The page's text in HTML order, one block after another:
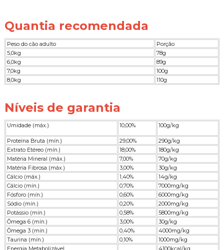
Quantia recomendada
Peso do cão adulto
Porção
5,0kg
78g
6,0kg
89g
7,0kg
100g
8,0kg
110g
Níveis de garantia
Umidade (máx.) 10,00% 100g/kg
Proteína Bruta (mín.) 29,00%
290g/kg
Extrato Etéreo (mín.)
18,00%
180g/kg
Matéria Mineral (máx.)
7,00%
70g/kg
Matéria Fibrosa (máx.)
3,00%
30g/kg
Cálcio (máx.)
1,40%
14g/kg
Cálcio (mín.)
0,70%
7000mg/kg
Fósforo (mín.)
0,60%
6000mg/kg
Sódio (mín.)
0,20%
2000mg/kg
Potássio (mín.)
0,58%
5800mg/kg
Ômega 6 (mín.)
3,00%
30g/kg
Ômega 3 (mín.)
0,40%
4000mg/kg
Taurina (mín.)
0,10%
1000mg/kg